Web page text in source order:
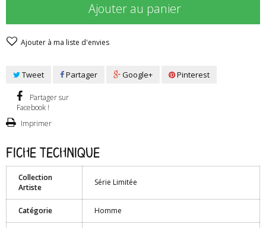
Ajouter au panier
Ajouter à ma liste d'envies
Tweet Partager Google+ Pinterest
Partager sur
Facebook !
Imprimer
Fiche technique
Collection
Artiste
Série Limitée
Catégorie Homme